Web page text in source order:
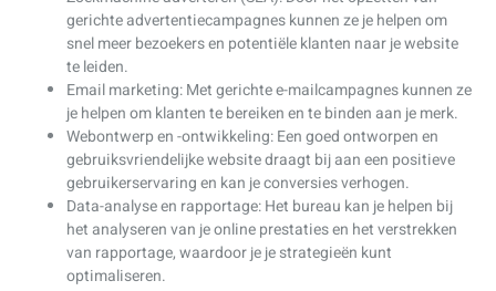
gerichte advertentiecampagnes kunnen ze je helpen om
snel meer bezoekers en potentiële klanten naar je website
te leiden.
Email marketing: Met gerichte e-mailcampagnes kunnen ze
je helpen om klanten te bereiken en te binden aan je merk.
Webontwerp en -ontwikkeling: Een goed ontworpen en
gebruiksvriendelijke website draagt bij aan een positieve
gebruikerservaring en kan je conversies verhogen.
Data-analyse en rapportage: Het bureau kan je helpen bij
het analyseren van je online prestaties en het verstrekken
van rapportage, waardoor je je strategieën kunt
optimaliseren.